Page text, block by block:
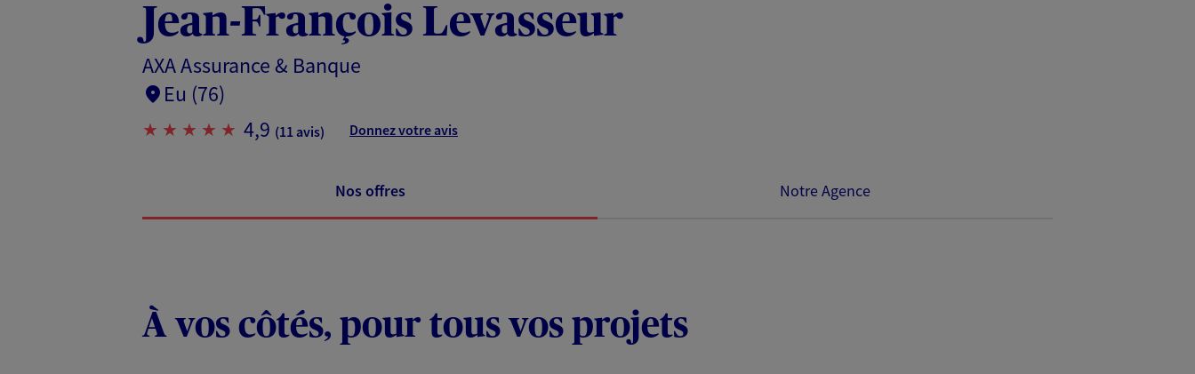
Jean-François Levasseur
AXA Assurance & Banque
Eu (76)
4,9 (11 avis) Donnez votre avis
Nos offres Notre Agence
À vos côtés, pour tous vos projets